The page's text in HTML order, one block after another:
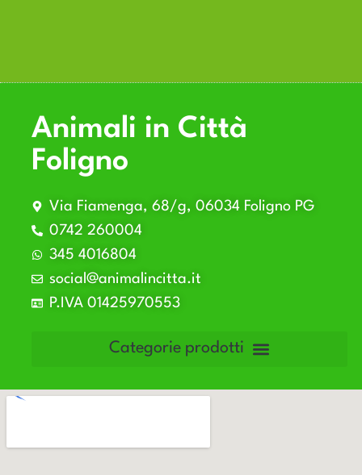
Animali in Città
Foligno
Via Fiamenga, 68/g, 06034 Foligno PG
0742 260004
345 4016804
social@animalincitta.it
P.IVA 01425970553